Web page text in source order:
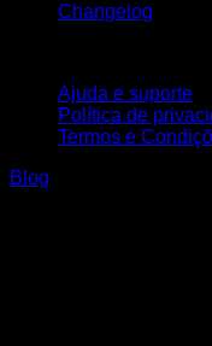
Changelog
Ajuda e suporte
Política de
Termos e
Blog